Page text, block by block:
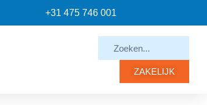
+31 475 746 001
ZAKELIJK